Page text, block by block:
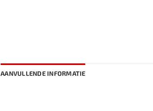
AANVULLENDE INFORMATIE